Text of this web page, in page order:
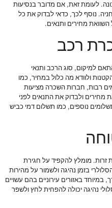
הנכונה. לעומת זאת, אם מדובר בנסיעות
נוסף לכך, כדאי לבדוק את כל
מחירים ותנאים.
רכב
למיקום, סוג הרכב ותנאי
ולוודא מה כלול במחיר, כמו
רבות, חברות השכרה מציעות
מחירים ולבדוק את התנאים לפני
נוספים, כמו תשלום דמי כביש
זרות. מומלץ להקפיד על חגירת
בזמן נהיגה ולשמור על מהירות
באזורים עירוניים בהם עשויים
נהיגה יכולה להפחית לחץ ולשפר